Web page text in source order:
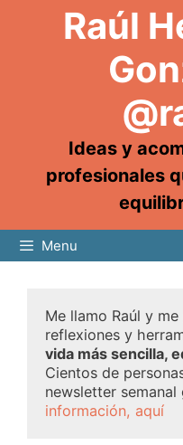
Raúl
Ideas y
profesionales
Menu
Me llamo Raúl y
reflexiones y
vida más sencilla,
Cientos de
newsletter semanal
información, aquí